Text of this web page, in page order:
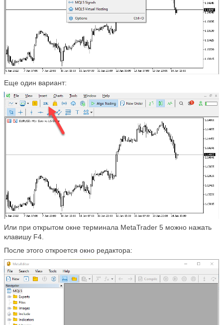
Еще один вариант:
Или при открытом окне терминала MetaTrader 5 можно нажать
клавишу F4.
После этого откроется окно редактора: